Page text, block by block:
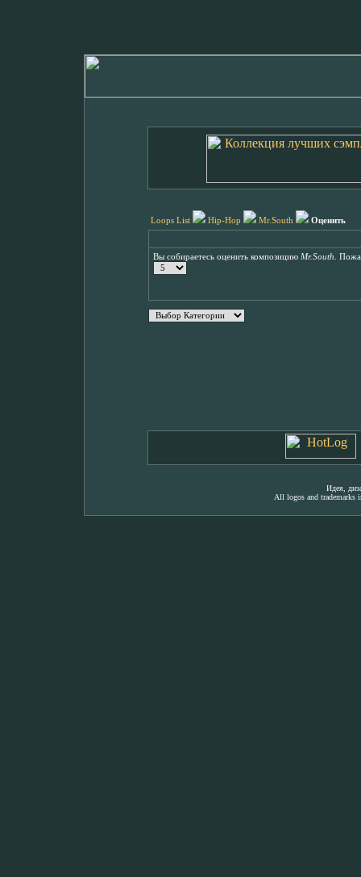
Loops List Hip-Hop Mr.South Оценить
Вы собираетесь оценить композицию Mr.South .
Идея,
All logos and trademarks